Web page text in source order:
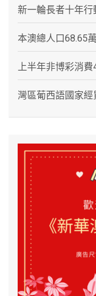
新一輪長者十年
本澳總人口68.65
上半年非博彩消費
灣區葡西語國家